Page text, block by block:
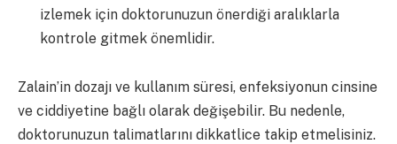
izlemek için doktorunuzun önerdiği aralıklarla
kontrole gitmek önemlidir.
Zalain’in dozajı ve kullanım süresi, enfeksiyonun cinsine
ve ciddiyetine bağlı olarak değişebilir. Bu nedenle,
doktorunuzun talimatlarını dikkatlice takip etmelisiniz.